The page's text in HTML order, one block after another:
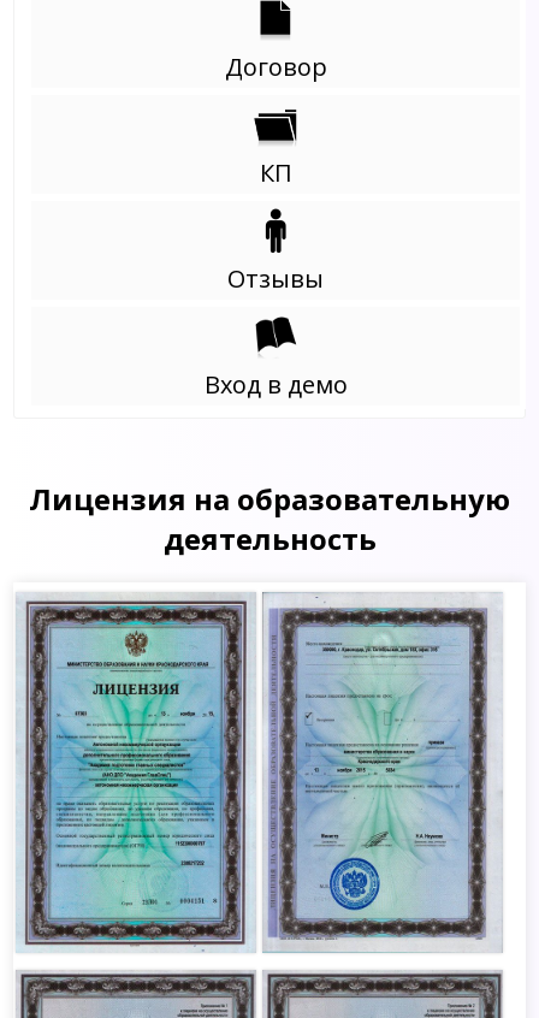
Договор
КП
Отзывы
Вход в демо
Лицензия на образовательную
деятельность